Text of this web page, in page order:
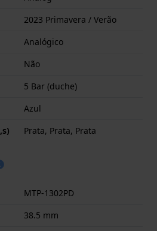
2023 Primavera / Verão
Analógico
Não
5 Bar (duche)
Azul
Prata, Prata, Prata
MTP-1302PD
38.5 mm